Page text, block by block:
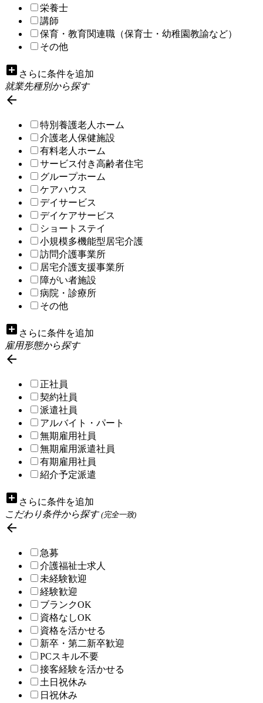
栄養士
講師
保育・教育関連職（保育士・幼稚園教諭など）
その他
add_box さらに条件を追加
就業先種別から探す

特別養護老人ホーム
介護老人保健施設
有料老人ホーム
サービス付き高齢者住宅
グループホーム
ケアハウス
デイサービス
デイケアサービス
ショートステイ
小規模多機能型居宅介護
訪問介護事業所
居宅介護支援事業所
障がい者施設
病院・診療所
その他
add_box さらに条件を追加
雇用形態から探す

正社員
契約社員
派遣社員
アルバイト・パート
無期雇用社員
無期雇用派遣社員
有期雇用社員
紹介予定派遣
add_box さらに条件を追加
こだわり条件から探す(完全一致)

急募
介護福祉士求人
未経験歓迎
経験歓迎
ブランクOK
資格なしOK
資格を活かせる
新卒・第二新卒歓迎
PCスキル不要
接客経験を活かせる
土日祝休み
日祝休み